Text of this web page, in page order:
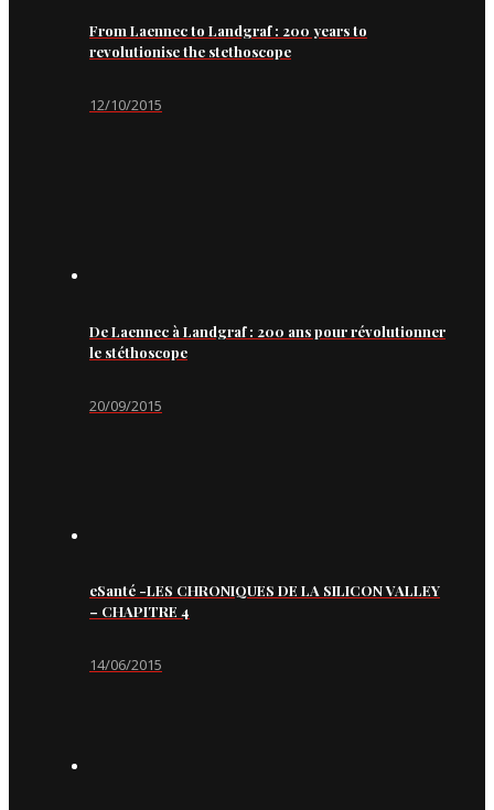
From Laennec to Landgraf : 200 years to
revolutionise the stethoscope
12/10/2015
De Laennec à Landgraf : 200 ans pour révolutionner
le stéthoscope
20/09/2015
eSanté -LES CHRONIQUES DE LA SILICON VALLEY
– CHAPITRE 4
14/06/2015